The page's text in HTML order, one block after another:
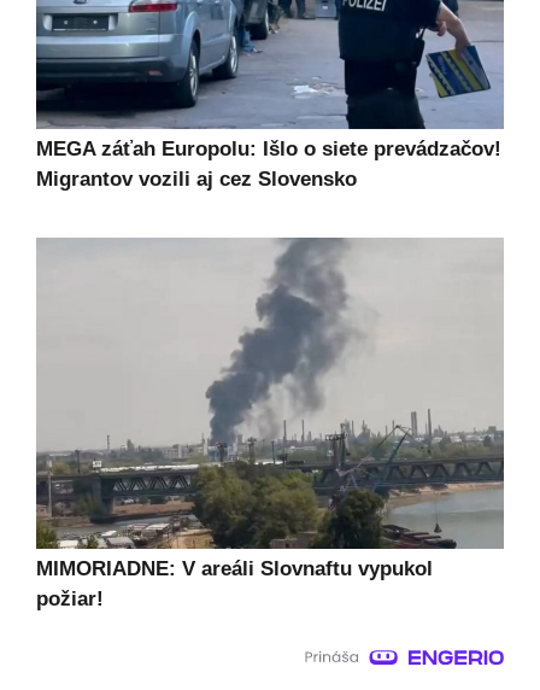
MEGA záťah Europolu: Išlo o siete prevádzačov!
Migrantov vozili aj cez Slovensko
MIMORIADNE: V areáli Slovnaftu vypukol
požiar!